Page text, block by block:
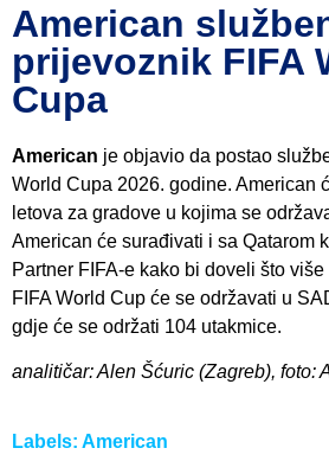
American
prijevoznik FIFA
Cupa
American je objavio da postao
World Cupa 2026. godine. American
letova za gradove u kojima se
American će surađivati i sa Qatarom
Partner FIFA-e kako bi doveli što
FIFA World Cup će se održavati u
gdje će se održati 104 utakmice.
analitičar: Alen Šćuric (Zagreb), foto:
Labels: American